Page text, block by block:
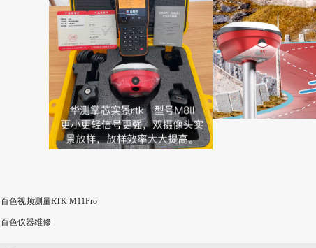
百色视频测量RTK M11Pro
百色仪器维修